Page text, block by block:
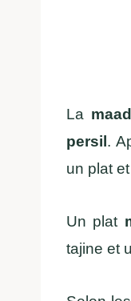
La
persil .
un plat
Un plat
tajine et